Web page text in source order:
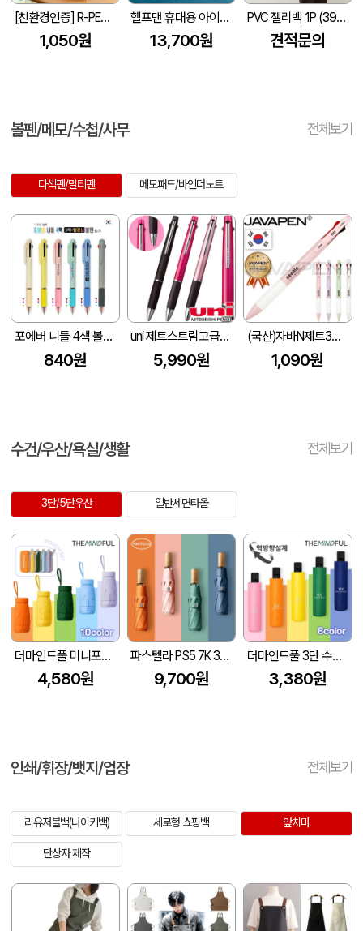
[친환경인증] R-PET 고밀도 리유저블백 (검정내피/170g)(S~XL)
1,050원
헬프맨 휴대용 아이스쿨링 선풍기
13,700원
PVC 젤리백 1P (390x300mm)
견적문의
볼펜/메모/수첩/사무 전체보기
다색펜/멀티펜 메모패드/바인더노트
포에버 니들 4색 볼펜(3색+형광심)
840원
uni 제트스트림고급3색 (0.5)
5,990원
(국산)자바N제트3볼비즈0.7(자바공식인증대리점)
1,090원
수건/우산/욕실/생활 전체보기
3단/5단우산 일반세면타올
더마인드풀 미니포켓 UV차단 암막 파스텔 우양산 색상 10종
4,580원
파스텔라 PS5 7K 3단 수동 양우산(UPF50+)
9,700원
더마인드풀 3단 수동 UV차단 거꾸로 양우산 색상 8종
3,380원
인쇄/휘장/뱃지/업장 전체보기
리유저블백(나이키백) 세로형 쇼핑백 앞치마
단상자 제작